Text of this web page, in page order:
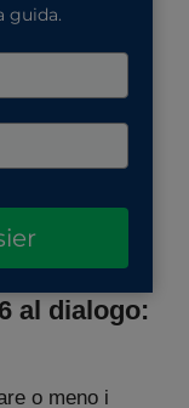
guida.
al dialogo:
o meno i